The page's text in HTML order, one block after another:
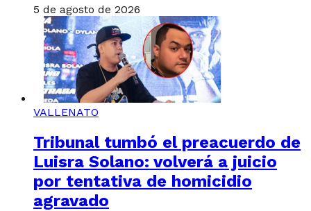
5 de agosto de 2026
VALLENATO
Tribunal tumbó el preacuerdo de
Luisra Solano: volverá a juicio
por tentativa de homicidio
agravado